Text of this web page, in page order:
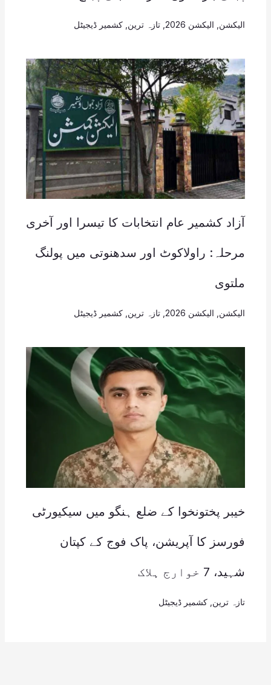
الیکشن الیکشن 2026 , تازہ ترین کشمیر ڈیجیٹل
آزاد کشمیر عام انتخابات کا تیسرا اور آخری
مرحلہ: راولاکوٹ اور سدھنوتی میں پولنگ
ملتوی
الیکشن الیکشن 2026 , تازہ ترین کشمیر ڈیجیٹل
خیبر پختونخوا کے ضلع ہنگو میں سیکیورٹی
فورسز کا آپریشن، پاک فوج کے کپتان
شہید، 7 خوارج ہلاک
تازہ ترین کشمیر ڈیجیٹل